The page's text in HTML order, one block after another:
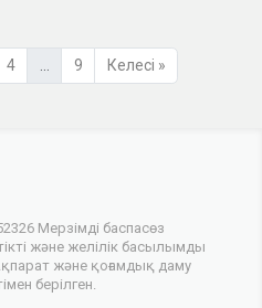
4 9 Келесі »
Мерзімді баспасөз
және желілік басылымды
және қоғамдық даму
берілген.